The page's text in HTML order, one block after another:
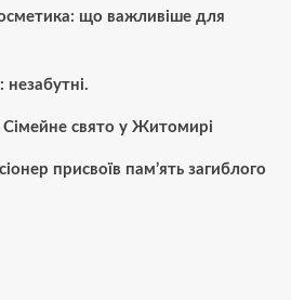
що важливіше для
незабутні.
Сімейне свято у Житомирі
присвоїв пам’ять загиблого